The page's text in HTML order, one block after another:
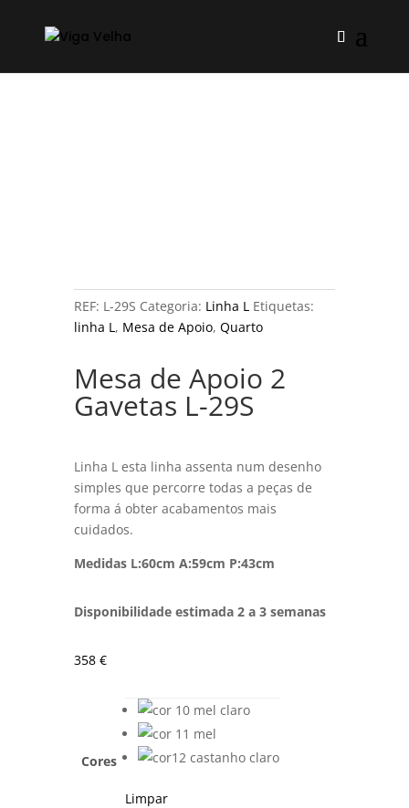
REF: L-29S Categoria: Linha L Etiquetas:
linha L, Mesa de Apoio, Quarto
Mesa de Apoio 2
Gavetas L-29S
Linha L esta linha assenta num desenho
simples que percorre todas a peças de
forma á obter acabamentos mais
cuidados.
Medidas L:60cm A:59cm P:43cm
Disponibilidade estimada 2 a 3 semanas
358 €
Cores
Limpar